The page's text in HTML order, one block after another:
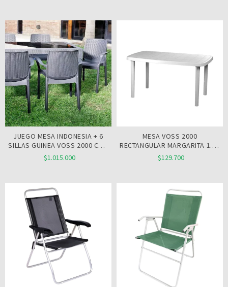
JUEGO MESA INDONESIA + 6
SILLAS GUINEA VOSS 2000 CON
TAPA DE VIDRIO
$1.015.000
MESA VOSS 2000
RECTANGULAR MARGARITA 1.35
X 80 BLANCA
$129.700